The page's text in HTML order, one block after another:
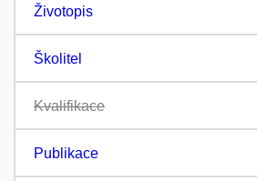
Životopis
Školitel
Kvalifikace
Publikace